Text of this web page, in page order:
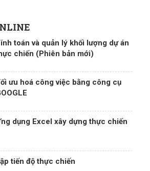
toán và quản lý khối lượng dự án
chiến (Phiên bản mới)
ưu hoá công việc bằng công cụ
dụng Excel xây dựng thực chiến
tiến độ thực chiến